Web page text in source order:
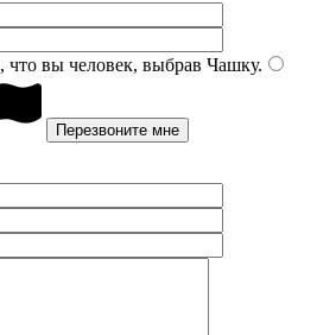
вы человек, выбрав Чашку.